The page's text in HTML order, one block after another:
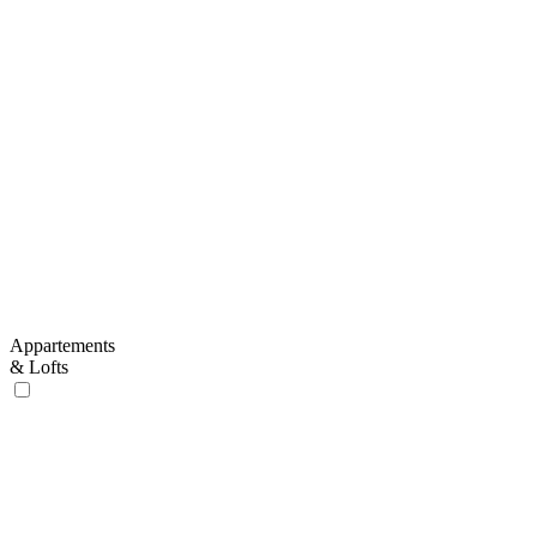
Appartements
& Lofts